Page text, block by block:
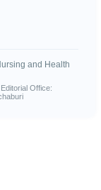
and Health
Office: